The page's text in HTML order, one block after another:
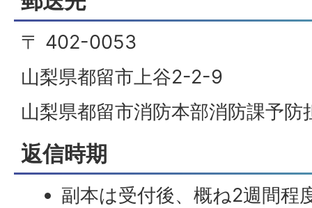
〒 402-0053
山梨県都留市上谷2-2-9
山梨県都留市消防本部消防課予防
返信時期
副本は受付後、概ね2週間程